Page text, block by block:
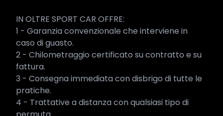
IN OLTRE SPORT CAR OFFRE:
1 - Garanzia convenzionale che interviene in
caso di guasto.
2 - Chilometraggio certificato su contratto e su
fattura.
3 - Consegna immediata con disbrigo di tutte le
pratiche.
4 - Trattative a distanza con qualsiasi tipo di